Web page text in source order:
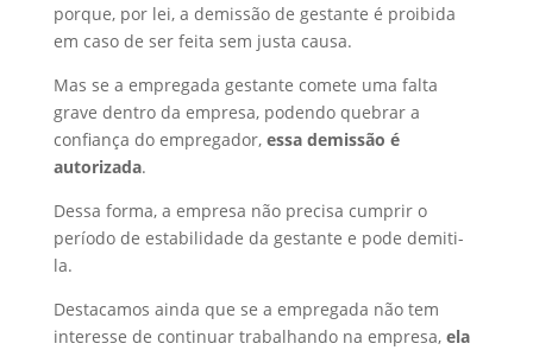
porque, por lei, a demissão de gestante é proibida
em caso de ser feita sem justa causa.
Mas se a empregada gestante comete uma falta
grave dentro da empresa, podendo quebrar a
confiança do empregador, essa demissão é
autorizada.
Dessa forma, a empresa não precisa cumprir o
período de estabilidade da gestante e pode demiti-
la.
Destacamos ainda que se a empregada não tem
interesse de continuar trabalhando na empresa, ela